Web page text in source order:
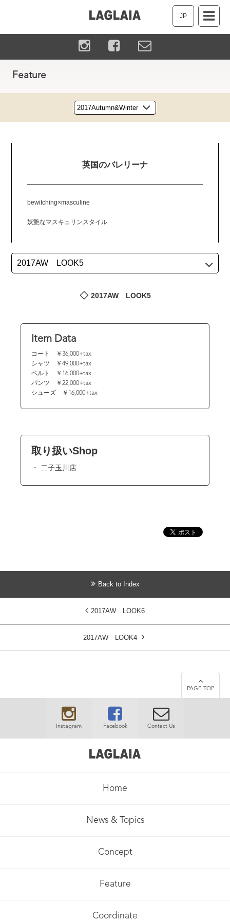
JP
Feature
英国のバレリーナ
bewitching×masculine
妖艶なマスキュリンスタイル
2017AW LOOK5
Item Data
コート ￥36,000+tax
シャツ ￥49,000+tax
ベルト ￥16,000+tax
パンツ ￥22,000+tax
シューズ ￥16,000+tax
取り扱いShop
二子玉川店
Back to Index
2017AW LOOK6
2017AW LOOK4
PAGE TOP
Instagram Facebook Contact Us
Home
News & Topics
Concept
Feature
Coordinate